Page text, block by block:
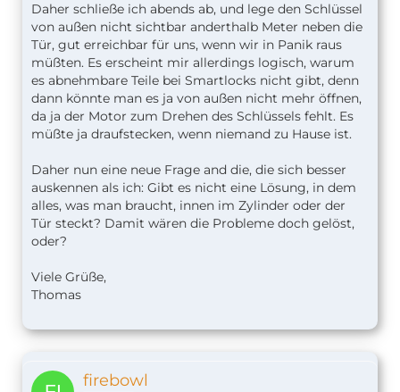
Daher schließe ich abends ab, und lege den Schlüssel
von außen nicht sichtbar anderthalb Meter neben die
Tür, gut erreichbar für uns, wenn wir in Panik raus
müßten. Es erscheint mir allerdings logisch, warum
es abnehmbare Teile bei Smartlocks nicht gibt, denn
dann könnte man es ja von außen nicht mehr öffnen,
da ja der Motor zum Drehen des Schlüssels fehlt. Es
müßte ja draufstecken, wenn niemand zu Hause ist.
Daher nun eine neue Frage and die, die sich besser
auskennen als ich: Gibt es nicht eine Lösung, in dem
alles, was man braucht, innen im Zylinder oder der
Tür steckt? Damit wären die Probleme doch gelöst,
oder?
Viele Grüße,
Thomas
firebowl